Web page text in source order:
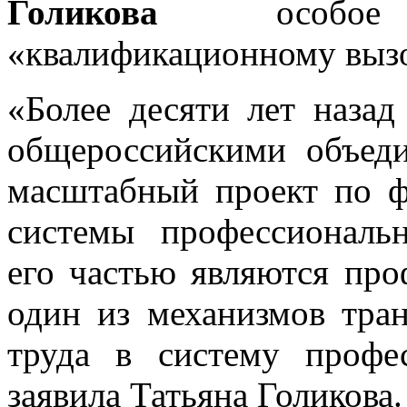
Голикова
«квалификационному
«Более десяти лет
общероссийскими
масштабный проект по
системы
его частью являются
один из механизмов
труда в систему
заявила Татьяна Голикова.